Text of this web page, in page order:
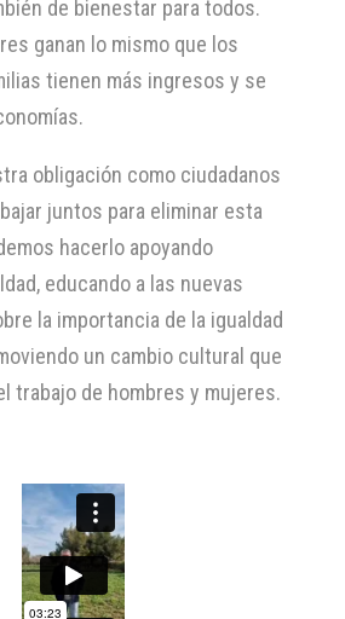
de bienestar para todos.
ganan lo mismo que los
tienen más ingresos y se
obligación como ciudadanos
juntos para eliminar esta
hacerlo apoyando
educando a las nuevas
la importancia de la igualdad
un cambio cultural que
trabajo de hombres y mujeres.